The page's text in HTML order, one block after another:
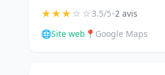
★★★☆☆3.5/5•2 avis
🌐Site web 📍 Google Maps